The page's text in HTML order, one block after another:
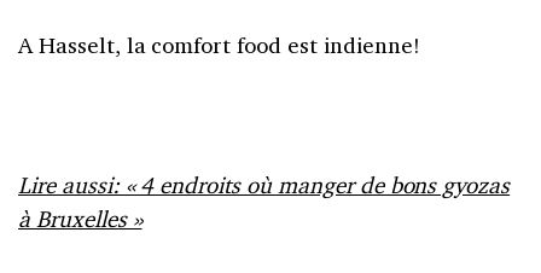
A Hasselt, la comfort food est indienne!
Lire aussi: « 4 endroits où manger de bons gyozas
à Bruxelles »